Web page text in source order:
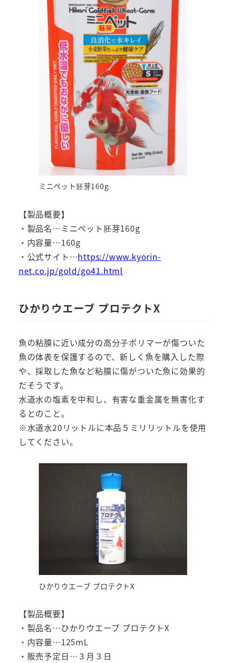
ミニペット胚芽160g
【製品概要】
・製品名…ミニペット胚芽160g
・内容量…160g
・公式サイト…https://www.kyorin-
net.co.jp/gold/go41.html
ひかりウエーブ プロテクトX
魚の粘膜に近い成分の高分子ポリマーが傷ついた
魚の体表を保護するので、新しく魚を購入した際
や、採取した魚など粘膜に傷がついた魚に効果的
だそうです。
水道水の塩素を中和し、有害な重金属を無害化す
るとのこと。
※水道水20リットルに本品５ミリリットルを使用
してください。
ひかりウエーブ プロテクトX
【製品概要】
・製品名…ひかりウエーブ プロテクトX
・内容量…125mL
・販売予定日…３月３日